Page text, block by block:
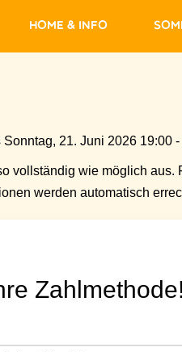
Home & Info
21. Juni 2026 19:00
vollständig wie möglich
werden automatisch